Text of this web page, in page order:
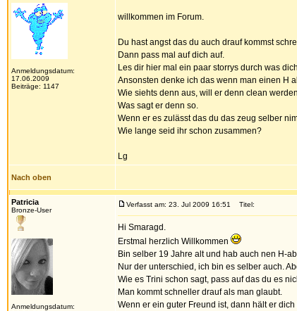
Anmeldungsdatum:
17.06.2009
Beiträge: 1147
willkommen im Forum.
Du hast angst das du auch drauf kommst
Dann pass mal auf dich auf.
Les dir hier mal ein paar storrys durch was
Ansonsten denke ich das wenn man einen H
Wie siehts denn aus, will er denn clean
Was sagt er denn so.
Wenn er es zulässt das du das zeug selber
Wie lange seid ihr schon zusammen?
Lg
Nach oben
Patricia
Bronze-User
Anmeldungsdatum:
Verfasst am: 23. Jul 2009 16:51 Titel:
Hi Smaragd.
Erstmal herzlich Willkommen
Bin selber 19 Jahre alt und hab auch nen H-
Nur der unterschied, ich bin es selber auch.
Wie es Trini schon sagt, pass auf das du es
Man kommt schneller drauf als man glaubt.
Wenn er ein guter Freund ist, dann hält er